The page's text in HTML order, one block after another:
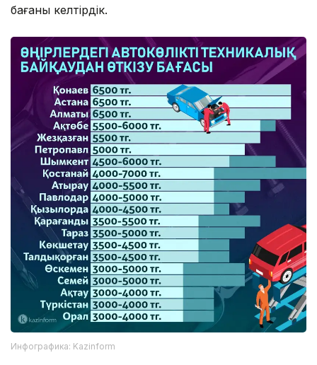
бағаны келтірдік.
Инфографика: Kazinform